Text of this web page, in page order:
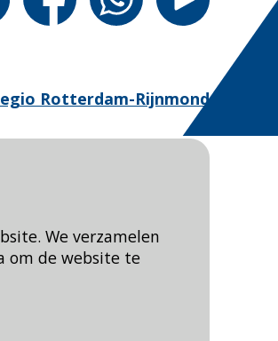
We verzamelen
om de website te
Rotterdam-Rijnmond